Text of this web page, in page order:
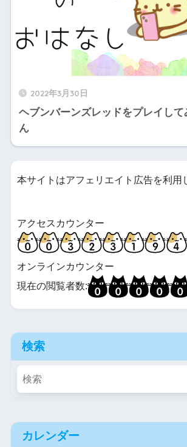
2022年3月30日
ヘブンバーンズレッドをプレイし
ん
本サイトはアフェリエイト広告を利用
アクセスカウンター
オンラインカウンター
現在の閲覧者数:
検索
カレンダー